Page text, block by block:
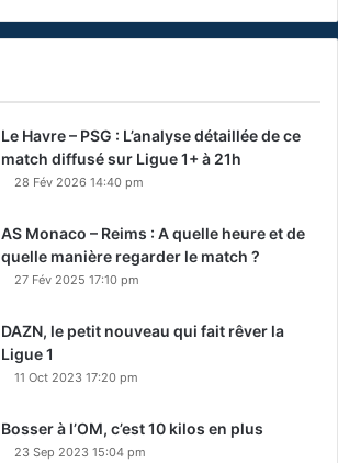
Le Havre – PSG : L’analyse détaillée de ce
match diffusé sur Ligue 1+ à 21h
28 Fév 2026 14:40 pm
AS Monaco – Reims : A quelle heure et de
quelle manière regarder le match ?
27 Fév 2025 17:10 pm
DAZN, le petit nouveau qui fait rêver la
Ligue 1
11 Oct 2023 17:20 pm
Bosser à l’OM, c’est 10 kilos en plus
23 Sep 2023 15:04 pm